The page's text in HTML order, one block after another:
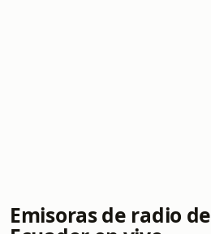
Emisoras de radio de